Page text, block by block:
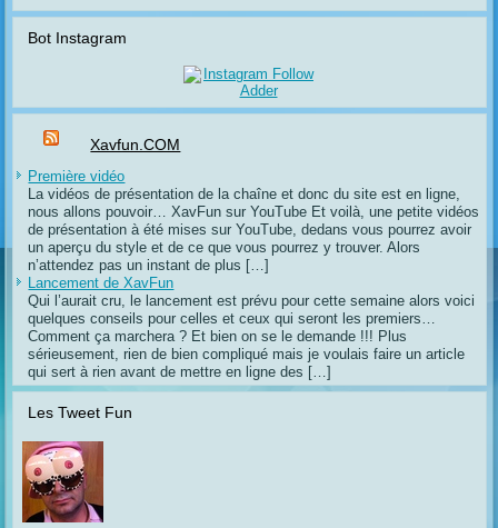
Bot Instagram
Xavfun.COM
Première vidéo
La vidéos de présentation de la chaîne et donc du site est en ligne,
nous allons pouvoir… XavFun sur YouTube Et voilà, une petite vidéos
de présentation à été mises sur YouTube, dedans vous pourrez avoir
un aperçu du style et de ce que vous pourrez y trouver. Alors
n’attendez pas un instant de plus […]
Lancement de XavFun
Qui l’aurait cru, le lancement est prévu pour cette semaine alors voici
quelques conseils pour celles et ceux qui seront les premiers…
Comment ça marchera ? Et bien on se le demande !!! Plus
sérieusement, rien de bien compliqué mais je voulais faire un article
qui sert à rien avant de mettre en ligne des […]
Les Tweet Fun